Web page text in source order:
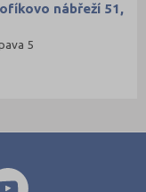
nábřeží 51,
5